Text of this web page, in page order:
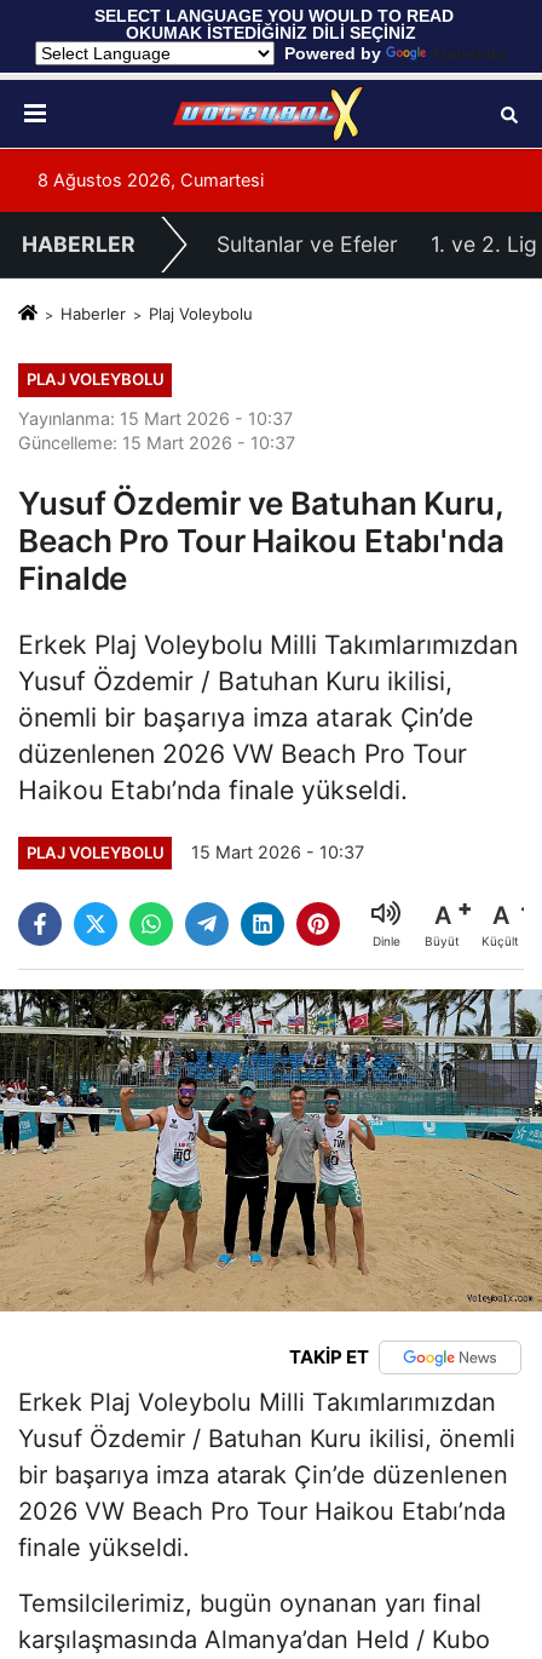
SELECT LANGUAGE YOU WOULD TO READ
OKUMAK İSTEDİĞİNİZ DİLİ SEÇİNİZ
Powered by
Translate
8 Ağustos 2026, Cumartesi
HABERLER Sultanlar ve Efeler 1. ve 2. Lig
Haberler Plaj Voleybolu
PLAJ VOLEYBOLU
Yayınlanma: 15 Mart 2026 - 10:37
Güncelleme: 15 Mart 2026 - 10:37
Yusuf Özdemir ve Batuhan Kuru,
Beach Pro Tour Haikou Etabı'nda
Finalde
Erkek Plaj Voleybolu Milli Takımlarımızdan
Yusuf Özdemir / Batuhan Kuru ikilisi,
önemli bir başarıya imza atarak Çin’de
düzenlenen 2026 VW Beach Pro Tour
Haikou Etabı’nda finale yükseldi.
PLAJ VOLEYBOLU 15 Mart 2026 - 10:37
Dinle
A
Büyüt
A
Küçült
TAKİP ET
Erkek Plaj Voleybolu Milli Takımlarımızdan
Yusuf Özdemir / Batuhan Kuru ikilisi, önemli
bir başarıya imza atarak Çin’de düzenlenen
2026 VW Beach Pro Tour Haikou Etabı’nda
finale yükseldi.
Temsilcilerimiz, bugün oynanan yarı final
karşılaşmasında Almanya’dan Held / Kubo